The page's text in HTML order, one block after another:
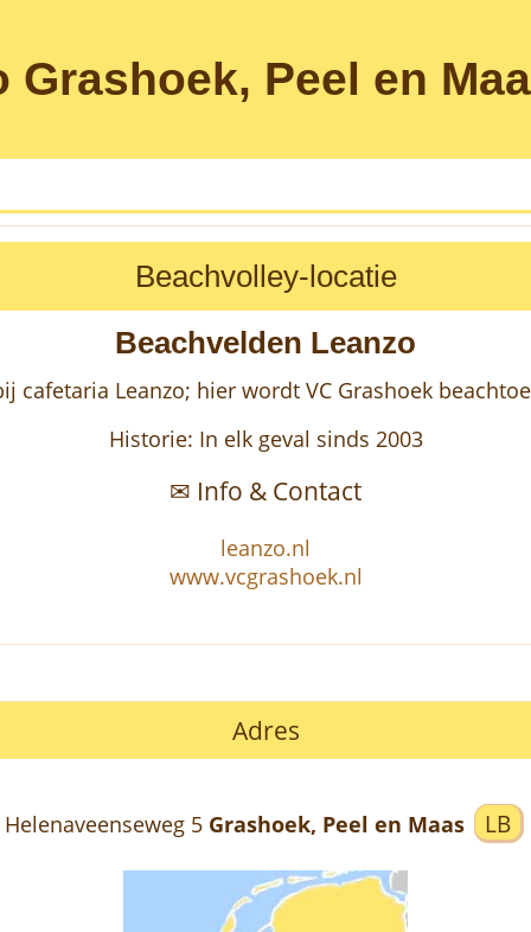
Grashoek, Peel en
Beachvolley-locatie
Beachvelden Leanzo
cafetaria Leanzo; hier wordt VC Grashoek
Historie: In elk geval sinds 2003
✉ Info & Contact
leanzo.nl
www.vcgrashoek.nl
Adres
Helenaveenseweg 5 Grashoek, Peel en Maas LB